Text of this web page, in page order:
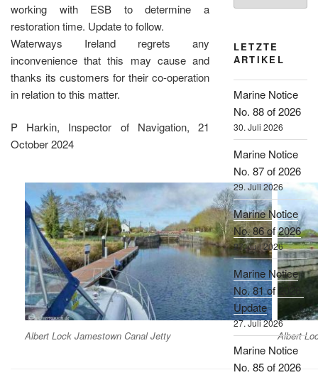
working with ESB to determine a
restoration time. Update to follow.
Waterways Ireland regrets any
inconvenience that this may cause and
thanks its customers for their co-operation
in relation to this matter.
P Harkin, Inspector of Navigation, 21
October 2024
Albert Lock Jamestown Canal Jetty Albert
LETZTE
ARTIKEL
Marine Notice
No. 88 of 2026
30. Juli 2026
Marine Notice
No. 87 of 2026
29. Juli 2026
Marine Notice
No. 86 of 2026
27. Juli 2026
Marine Notice
No. 81 of 2026,
Update
27. Juli 2026
Marine Notice
No. 85 of 2026